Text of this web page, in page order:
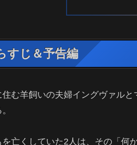
すじ＆予告編
住む羊飼いの夫婦イングヴァル
亡くしていた2人は、その「何